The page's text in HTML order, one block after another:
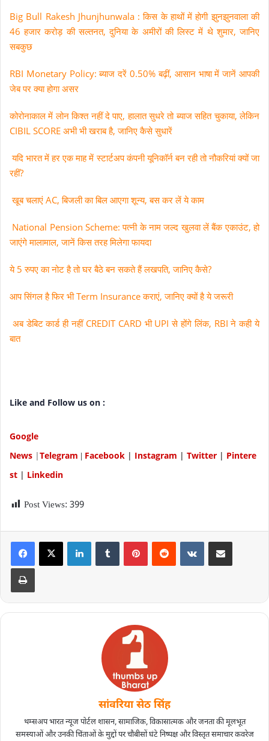
Big Bull Rakesh Jhunjhunwala : किस के हाथों में हाेगी झुनझुनवाला की
46 हजार करोड़ की सल्तनत‚ दुनिया के अमीरों की लिस्ट में थे शुमार‚ जानिए
सबकुछ
RBI Monetary Policy: ब्याज दरें 0.50% बढ़ीं‚ आसान भाषा में जानें आपकी
जेब पर क्या होगा असर
कोरोनाकाल में लोन किश्त नहीं दे पाए‚ हालात सुधरे तो ब्याज सहित चुकाया‚ लेकिन
CIBIL SCORE अभी भी खराब है‚ जानिए कैसे सुधारें
यदि भारत में हर एक माह में स्टार्टअप कंपनी यूनिकॉर्न बन रही तो नौकरियां क्यों जा
रहीं?
खूब चलाएं AC‚ बिजली का बिल आएगा शून्य‚ बस कर लें ये काम
National Pension Scheme: पत्नी के नाम जल्द खुलवा लें बैंक एकाउंट, हो
जाएंगे मालामाल, जानें किस तरह मिलेगा फायदा
ये 5 रुपए का नोट है तो घर बैठे बन सकते हैं लखपति, जानिए कैसे?
आप सिंगल है फिर भी Term Insurance कराएं, जानिए क्यों है ये जरूरी
अब डेबिट कार्ड ही नहीं CREDIT CARD भी UPI से होंगे लिंक‚ RBI ने कही ये
बात
Like and Follow us on :
Google
News |Telegram | Facebook | Instagram | Twitter | Pintere
st | Linkedin
Post Views: 399
सांवरिया सेठ सिंह
थम्सअप भारत न्यूज पोर्टल शासन, सामाजिक, विकासात्मक और जनता की मूलभूत
समस्याओं और उनकी चिंताओं के मुद्दों पर चौबीसों घंटे निष्पक्ष और विस्तृत समाचार कवरेज